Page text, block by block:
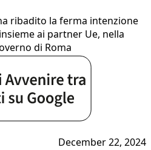
ribadito la ferma intenzione
ai partner Ue, nella
di Roma
December 22, 2024